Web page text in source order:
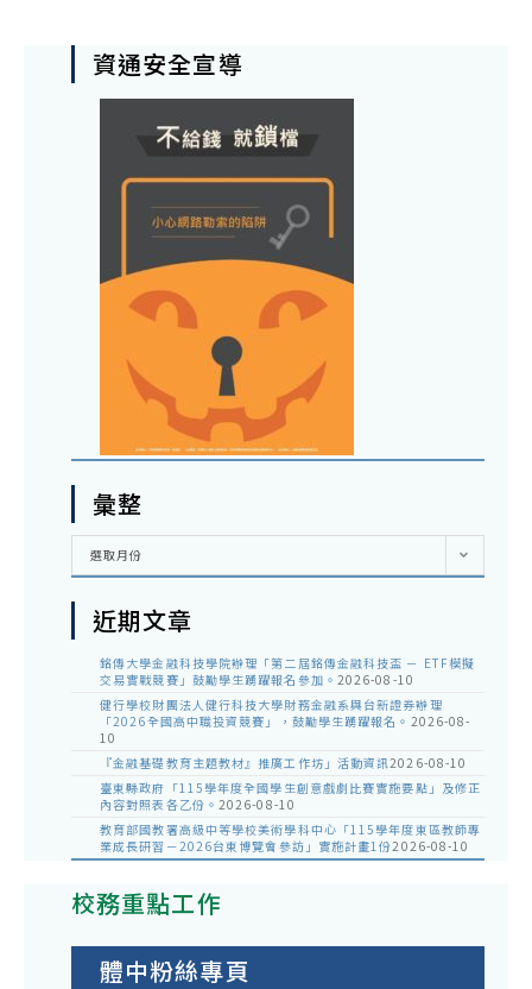
資通安全宣導
彙整
彙
選取月份
近期文章
銘傳大學金融科技學院辦理「第二屆銘傳金融科技盃 － ETF模擬
交易實戰競賽」鼓勵學生踴躍報名參加。 2026-08-10
健行學校財團法人健行科技大學財務金融系與台新證券辦理
「2026全國高中職投資競賽」，鼓勵學生踴躍報名。 2026-08-
10
『金融基礎教育主題教材』推廣工作坊」活動資訊2026-08-10
臺東縣政府「115學年度全國學生創意戲劇比賽實施要點」及修正
內容對照表各乙份。 2026-08-10
教育部國教署高級中等學校美術學科中心「115學年度東區教師專
業成長研習－2026台東博覽會參訪」實施計畫1份2026-08-10
校務重點工作
體中粉絲專頁